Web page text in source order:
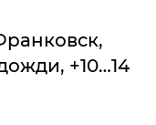
+10…14